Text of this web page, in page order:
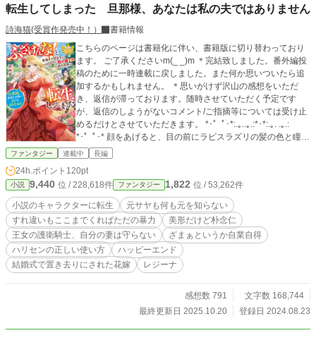
転生してしまった 旦那様、あなたは私の夫ではありません
詩海猫(受賞作発売中！）
書籍情報
こちらのページは書籍化に伴い、書籍版に切り替わっており
ます。 ご了承くださいm(_ _)m ＊完結致しました。番外編投
稿のために一時連載に戻しました。また何か思いついたら追
加するかもしれません。 ＊思いがけず沢山の感想をいただ
き、返信が滞っております。随時させていただく予定です
が、返信のしようがないコメント/ご指摘等については受け止
めるだけとさせていただきます。 *･゜ﾟ･*:.｡..｡.:*･*:.｡. .｡.:
*･゜ﾟ･* 顔をあげると、目の前にラピスラズリの髪の色と瞳を
した白人男性がいた。 周囲を見まわせばここは教会のよう
ど自分の手にはブーケがあるし、着ているものはウエディン
グドレスっぽい。 脳内？？が多過ぎて固まって動かない私に
美形が語りかける。 「マリーローズ？」 そう呼ばれた途端、
一気に脳内に情報が拡散した。 目の前の男は王女の護衛騎
士、基本既婚者でまとめられている護衛騎士に、なぜ彼が入
っていたかと言うと以前王女が誘拐された時、救出したのが
彼だったから。 だが、外国の王族との縁談の話が上がった時
に独身のしかも若い騎士がついているのはまずいと言う話に
中、私の唯一の楽しみだったのは、ロマンス小説。 あらかた
読み尽くしたところで、友達から勧められたのがこの『ロゼ
の幸福』。 「ふざけんな＿＿＿！！！」 と最後まで読むこと
ファンタジー 連載中 長編
24h.ポイント 120pt
小説 9,440 位 / 228,618件 ファンタジー 1,822 位 / 53,262件
小説のキャラクターに転生
元サヤも何も元を知らない
すれ違いもここまでくればただの暴力
美形だけど朴念仁
王女の護衛騎士、自分の妻は守らない
ざまぁというか自業自得
ハリセンの正しい使い方
ハッピーエンド
結婚式で置き去りにされた花嫁
レジーナ
感想数 791
文字数 168,744
最終更新日 2025.10.20
登録日 2024.08.23